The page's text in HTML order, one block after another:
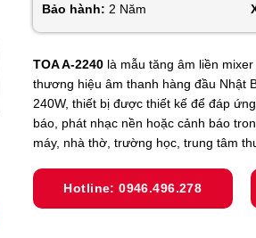
Bảo hành: 2 Năm
TOA A-2240 là mẫu tăng âm liền
thương hiệu âm thanh hàng đầu Nhật
240W, thiết bị được thiết kế để đáp
báo, phát nhạc nền hoặc cảnh báo
máy, nhà thờ, trường học, trung tâm
Hotline: 0946.496.278